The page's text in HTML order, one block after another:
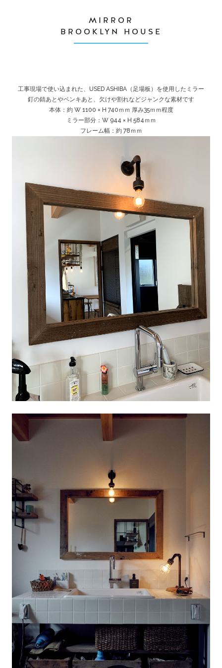
MIRROR
BROOKLYN HOUSE
工事現場で使い込まれた、USED ASHIBA（足場板）を使用したミラー
釘の錆あとやペンキあと、欠けや割れなどジャンクな素材です
本体：約 W 1100 × H 740ｍｍ 厚み35ｍｍ程度
ミラー部分：W 944 × H 584ｍｍ
フレーム幅：約 78ｍｍ